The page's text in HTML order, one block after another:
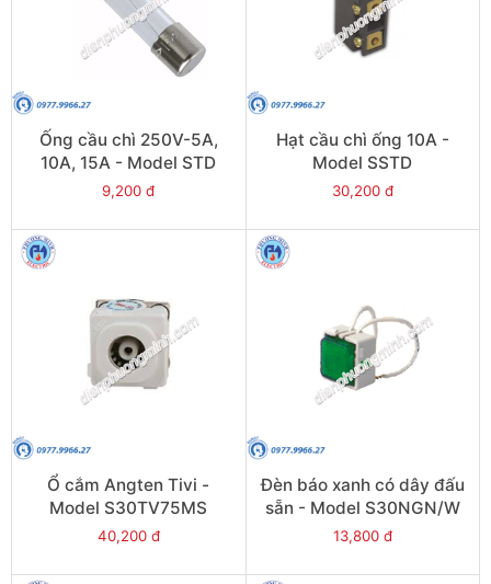
Ống cầu chì 250V-5A,
10A, 15A - Model STD
9,200 đ
Hạt cầu chì ống 10A -
Model SSTD
30,200 đ
Ổ cắm Angten Tivi -
Model S30TV75MS
40,200 đ
Đèn báo xanh có dây đấu
sẵn - Model S30NGN/W
13,800 đ